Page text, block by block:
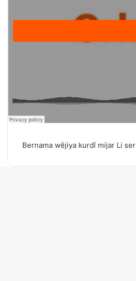
Bernama wêjiya kurdî mijar Li ser